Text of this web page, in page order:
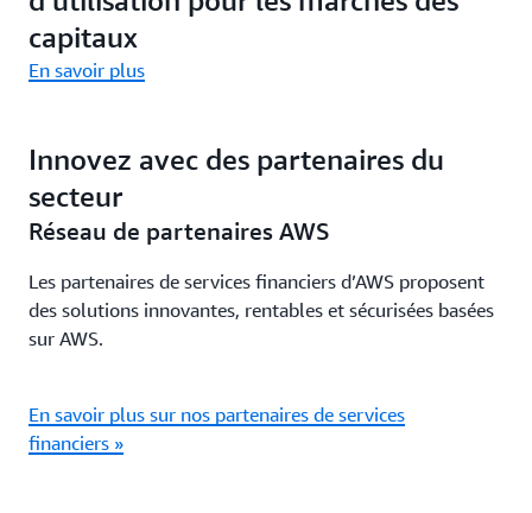
capitaux
En savoir plus
Innovez avec des partenaires du
secteur
Réseau de partenaires AWS
Les partenaires de services financiers d’AWS proposent
des solutions innovantes, rentables et sécurisées basées
sur AWS.
En savoir plus sur nos partenaires de services
financiers »